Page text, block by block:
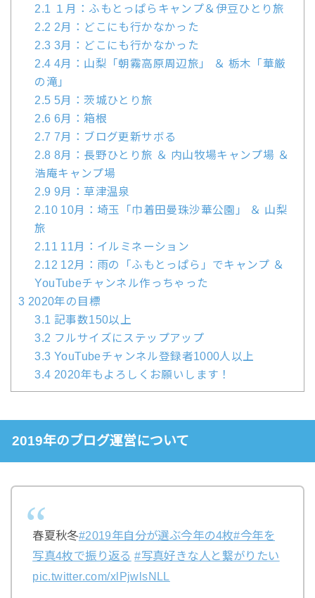
2.1 １月：ふもとっぱらキャンプ＆伊豆ひとり旅
2.2 2月：どこにも行かなかった
2.3 3月：どこにも行かなかった
2.4 4月：山梨「朝霧高原周辺旅」 ＆ 栃木「華厳
の滝」
2.5 5月：茨城ひとり旅
2.6 6月：箱根
2.7 7月：ブログ更新サボる
2.8 8月：長野ひとり旅 ＆ 内山牧場キャンプ場 ＆
浩庵キャンプ場
2.9 9月：草津温泉
2.10 10月：埼玉「巾着田曼珠沙華公園」 ＆ 山梨
旅
2.11 11月：イルミネーション
2.12 12月：雨の「ふもとっぱら」でキャンプ ＆
YouTubeチャンネル作っちゃった
3 2020年の目標
3.1 記事数150以上
3.2 フルサイズにステップアップ
3.3 YouTubeチャンネル登録者1000人以上
3.4 2020年もよろしくお願いします！
2019年のブログ運営について
春夏秋冬#2019年自分が選ぶ今年の4枚#今年を
写真4枚で振り返る #写真好きな人と繋がりたい
pic.twitter.com/xlPjwlsNLL